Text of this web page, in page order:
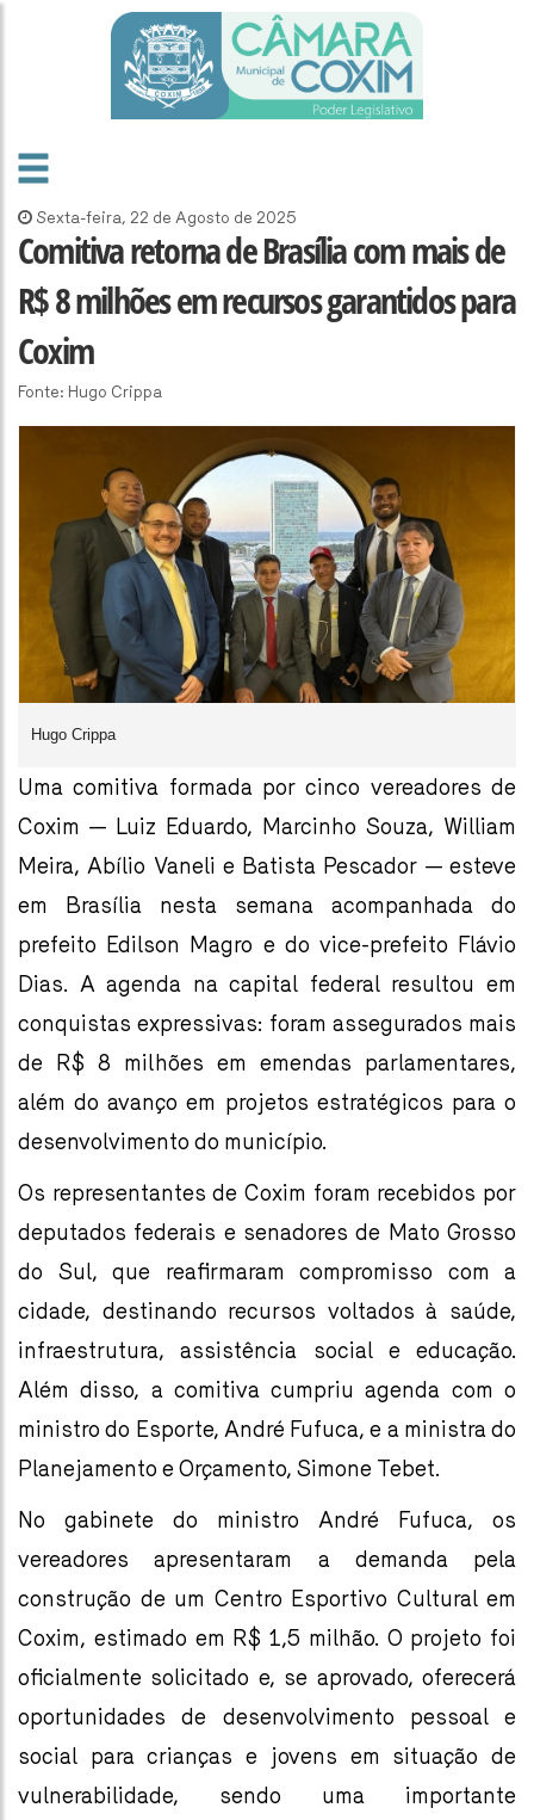
Sexta-feira, 22 de Agosto de 2025
Comitiva retorna de Brasília com mais de
R$ 8 milhões em recursos garantidos para
Coxim
Fonte: Hugo Crippa
Hugo Crippa
Uma comitiva formada por cinco vereadores de
Coxim — Luiz Eduardo, Marcinho Souza, William
Meira, Abílio Vaneli e Batista Pescador — esteve
em Brasília nesta semana acompanhada do
prefeito Edilson Magro e do vice-prefeito Flávio
Dias. A agenda na capital federal resultou em
conquistas expressivas: foram assegurados mais
de R$ 8 milhões em emendas parlamentares,
além do avanço em projetos estratégicos para o
desenvolvimento do município.
Os representantes de Coxim foram recebidos por
deputados federais e senadores de Mato Grosso
do Sul, que reafirmaram compromisso com a
cidade, destinando recursos voltados à saúde,
infraestrutura, assistência social e educação.
Além disso, a comitiva cumpriu agenda com o
ministro do Esporte, André Fufuca, e a ministra do
Planejamento e Orçamento, Simone Tebet.
No gabinete do ministro André Fufuca, os
vereadores apresentaram a demanda pela
construção de um Centro Esportivo Cultural em
Coxim, estimado em R$ 1,5 milhão. O projeto foi
oficialmente solicitado e, se aprovado, oferecerá
oportunidades de desenvolvimento pessoal e
social para crianças e jovens em situação de
vulnerabilidade, sendo uma importante